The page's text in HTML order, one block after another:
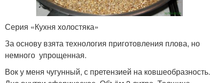
Серия «Кухня холостяка»
За основу взята технология приготовления плова, но
немного упрощенная.
Вок у меня чугунный, с претензией на ковшеобразность.